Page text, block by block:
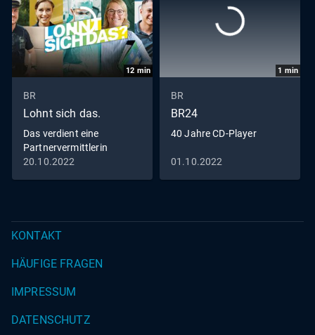
12 min
BR
Lohnt sich das.
Das verdient eine
Partnervermittlerin
20.10.2022
1 min
BR
BR24
40 Jahre CD-Player
01.10.2022
KONTAKT
HÄUFIGE FRAGEN
IMPRESSUM
DATENSCHUTZ